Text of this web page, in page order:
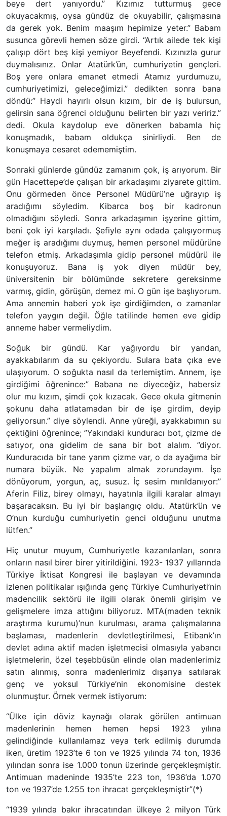
beye dert yanıyordu.” Kızımız tutturmuş gece
okuyacakmış, oysa gündüz de okuyabilir, çalışmasına
da gerek yok. Benim maaşım hepimize yeter.” Babam
susunca görevli hemen söze girdi. “Artık ailede tek kişi
çalışıp dört beş kişi yemiyor Beyefendi. Kızınızla gurur
duymalısınız. Onlar Atatürk’ün, cumhuriyetin gençleri.
Boş yere onlara emanet etmedi Atamız yurdumuzu,
cumhuriyetimizi, geleceğimizi.” dedikten sonra bana
döndü:” Haydi hayırlı olsun kızım, bir de iş bulursun,
gelirsin sana öğrenci olduğunu belirten bir yazı veririz.”
dedi. Okula kaydolup eve dönerken babamla hiç
konuşmadık, babam oldukça sinirliydi. Ben de
konuşmaya cesaret edememiştim.
Sonraki günlerde gündüz zamanım çok, iş arıyorum. Bir
gün Hacettepe’de çalışan bir arkadaşımı ziyarete gittim.
Onu görmeden önce Personel Müdürü’ne uğrayıp iş
aradığımı söyledim. Kibarca boş bir kadronun
olmadığını söyledi. Sonra arkadaşımın işyerine gittim,
beni çok iyi karşıladı. Şefiyle aynı odada çalışıyormuş
meğer iş aradığımı duymuş, hemen personel müdürüne
telefon etmiş. Arkadaşımla gidip personel müdürü ile
konuşuyoruz. Bana iş yok diyen müdür bey,
üniversitenin bir bölümünde sekretere gereksinme
varmış, gidin, görüşün, demez mi. O gün işe başlıyorum.
Ama annemin haberi yok işe girdiğimden, o zamanlar
telefon yaygın değil. Öğle tatilinde hemen eve gidip
anneme haber vermeliydim.
Soğuk bir gündü. Kar yağıyordu bir yandan,
ayakkabılarım da su çekiyordu. Sulara bata çıka eve
ulaşıyorum. O soğukta nasıl da terlemiştim. Annem, işe
girdiğimi öğrenince:” Babana ne diyeceğiz, habersiz
olur mu kızım, şimdi çok kızacak. Gece okula gitmenin
şokunu daha atlatamadan bir de işe girdim, deyip
geliyorsun.” diye söylendi. Anne yüreği, ayakkabımın su
çektiğini öğrenince; ”Yakındaki kunduracı bot, çizme de
satıyor, ona gidelim de sana bir bot alalım. ”diyor.
Kunduracıda bir tane yarım çizme var, o da ayağıma bir
numara büyük. Ne yapalım almak zorundayım. İşe
dönüyorum, yorgun, aç, susuz. İç sesim mırıldanıyor:”
Aferin Filiz, birey olmayı, hayatınla ilgili karalar almayı
başaracaksın. Bu iyi bir başlangıç oldu. Atatürk’ün ve
O’nun kurduğu cumhuriyetin genci olduğunu unutma
lütfen.”
Hiç unutur muyum, Cumhuriyetle kazanılanları, sonra
onların nasıl birer birer yitirildiğini. 1923- 1937 yıllarında
Türkiye İktisat Kongresi ile başlayan ve devamında
izlenen politikalar ışığında genç Türkiye Cumhuriyeti’nin
madencilik sektörü ile ilgili olarak önemli girişim ve
gelişmelere imza attığını biliyoruz. MTA(maden teknik
araştırma kurumu)’nun kurulması, arama çalışmalarına
başlaması, madenlerin devletleştirilmesi, Etibank’ın
devlet adına aktif maden işletmecisi olmasıyla yabancı
işletmelerin, özel teşebbüsün elinde olan madenlerimiz
satın alınmış, sonra madenlerimiz dışarıya satılarak
genç ve yoksul Türkiye’nin ekonomisine destek
olunmuştur. Örnek vermek istiyorum:
“Ülke için döviz kaynağı olarak görülen antimuan
madenlerinin hemen hemen hepsi 1923 yılına
gelindiğinde kullanılamaz veya terk edilmiş durumda
iken, üretim 1923’te 6 ton ve 1925 yılında 74 ton, 1936
yılından sonra ise 1.000 tonun üzerinde gerçekleşmiştir.
Antimuan madeninde 1935’te 223 ton, 1936’da 1.070
ton ve 1937’de 1.255 ton ihracat gerçekleşmiştir”(*)
“1939 yılında bakır ihracatından ülkeye 2 milyon Türk